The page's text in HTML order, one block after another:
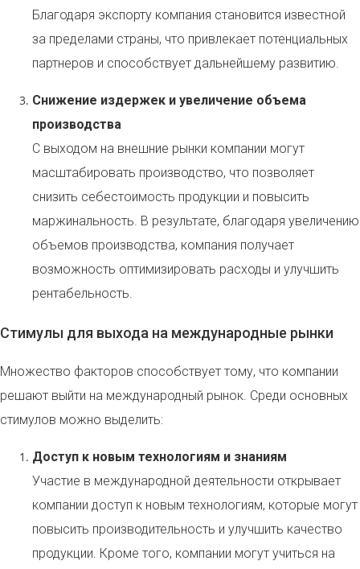
Благодаря экспорту компания становится известной
за пределами страны, что привлекает потенциальных
партнеров и способствует дальнейшему развитию.
Снижение издержек и увеличение объема
производства
С выходом на внешние рынки компании могут
масштабировать производство, что позволяет
снизить себестоимость продукции и повысить
маржинальность. В результате, благодаря увеличению
объемов производства, компания получает
возможность оптимизировать расходы и улучшить
рентабельность.
Стимулы для выхода на международные рынки
Множество факторов способствует тому, что компании
решают выйти на международный рынок. Среди основных
стимулов можно выделить:
Доступ к новым технологиям и знаниям
Участие в международной деятельности открывает
компании доступ к новым технологиям, которые могут
повысить производительность и улучшить качество
продукции. Кроме того, компании могут учиться на